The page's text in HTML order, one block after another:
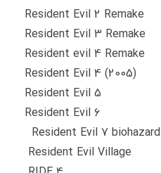
Resident Evil 2 Remake
Resident Evil 3 Remake
Resident evil 4 Remake
Resident Evil 4 (2005)
Resident Evil 5
Resident Evil 6
Resident Evil 7 biohazard
Resident Evil Village